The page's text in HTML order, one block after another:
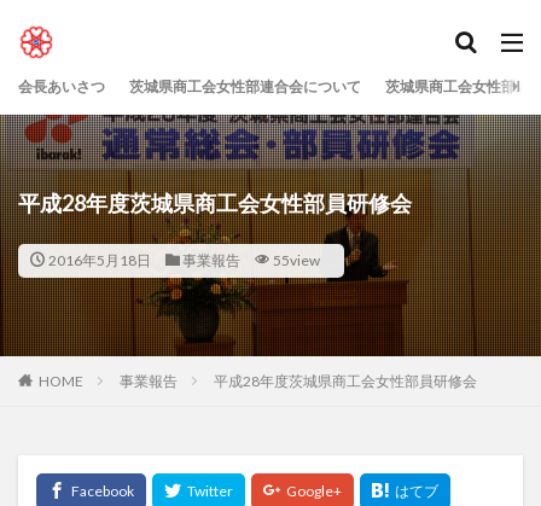
会長あいさつ 茨城県商工会女性部連合会について 茨城県商工会女性部連
平成28年度茨城県商工会女性部員研修会
2016年5月18日 事業報告 55view
HOME 事業報告 平成28年度茨城県商工会女性部員研修会